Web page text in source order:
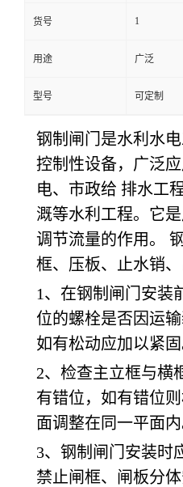
货号 1
用途 广泛
型号 可定制
钢制闸门是水利水
控制性设备，广泛
电、市政给 排水工
溉等水利工程。它
调节流量的作用。
框、压板、止水销
1、在钢制闸门安装
位的螺栓是否因运
如有松动应加以紧固
2、检查主立框与横
有错位，如有错位
面调整在同一平面内
3、钢制闸门安装时
禁止闸框、闸板分